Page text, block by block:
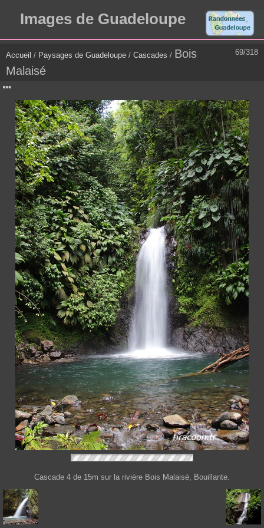
Images de Guadeloupe
69/318
Accueil / Paysages de Guadeloupe / Cascades / Bois
Malaisé
Cascade 4 de 15m sur la rivière Bois Malaisé, Bouillante.